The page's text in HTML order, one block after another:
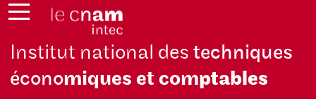
Institut national destechniques
économiques et comptables